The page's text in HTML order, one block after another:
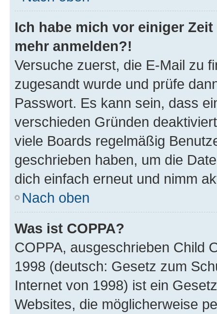
Ich habe mich vor einiger
mehr anmelden?!
Versuche zuerst, die E-Mail zu
zugesandt wurde und prüfe
Passwort. Es kann sein, dass
verschieden Gründen
viele Boards regelmäßig
geschrieben haben, um die
dich einfach erneut und nimm
Nach oben
Was ist COPPA?
COPPA, ausgeschrieben Child
1998 (deutsch: Gesetz zum
Internet von 1998) ist ein
Websites, die möglicherweise